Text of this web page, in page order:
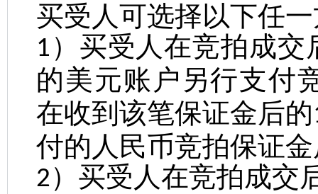
买受人可选择以下任
1 ）买受人在竞拍成交
的美元账户另行支付
在收到该笔保证金后的
付的人民币竞拍保证
2）买受人在竞拍成交